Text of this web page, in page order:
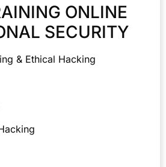
ONLINE
SECURITY
& Ethical Hacking